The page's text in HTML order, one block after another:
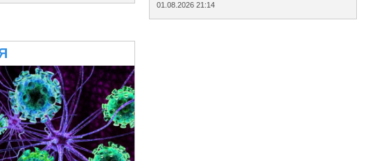
01.08.2026 21:14